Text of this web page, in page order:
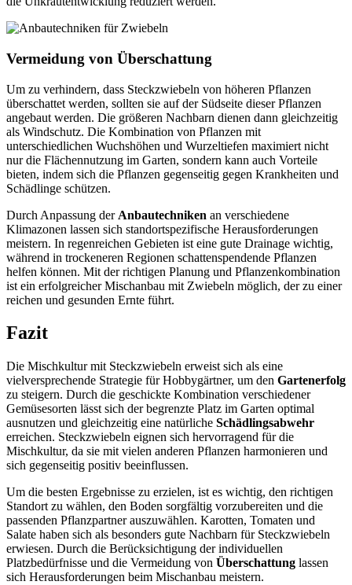
Vermeidung von Überschattung
Um zu verhindern, dass Steckzwiebeln von höheren Pflanzen
überschattet werden, sollten sie auf der Südseite dieser Pflanzen
angebaut werden. Die größeren Nachbarn dienen dann gleichzeitig
als Windschutz. Die Kombination von Pflanzen mit
unterschiedlichen Wuchshöhen und Wurzeltiefen maximiert nicht
nur die Flächennutzung im Garten, sondern kann auch Vorteile
bieten, indem sich die Pflanzen gegenseitig gegen Krankheiten und
Schädlinge schützen.
Durch Anpassung der Anbautechniken an verschiedene
Klimazonen lassen sich standortspezifische Herausforderungen
meistern. In regenreichen Gebieten ist eine gute Drainage wichtig,
während in trockeneren Regionen schattenspendende Pflanzen
helfen können. Mit der richtigen Planung und Pflanzenkombination
ist ein erfolgreicher Mischanbau mit Zwiebeln möglich, der zu einer
reichen und gesunden Ernte führt.
Fazit
Die Mischkultur mit Steckzwiebeln erweist sich als eine
vielversprechende Strategie für Hobbygärtner, um den Gartenerfolg
zu steigern. Durch die geschickte Kombination verschiedener
Gemüsesorten lässt sich der begrenzte Platz im Garten optimal
ausnutzen und gleichzeitig eine natürliche Schädlingsabwehr
erreichen. Steckzwiebeln eignen sich hervorragend für die
Mischkultur, da sie mit vielen anderen Pflanzen harmonieren und
sich gegenseitig positiv beeinflussen.
Um die besten Ergebnisse zu erzielen, ist es wichtig, den richtigen
Standort zu wählen, den Boden sorgfältig vorzubereiten und die
passenden Pflanzpartner auszuwählen. Karotten, Tomaten und
Salate haben sich als besonders gute Nachbarn für Steckzwiebeln
erwiesen. Durch die Berücksichtigung der individuellen
Platzbedürfnisse und die Vermeidung von Überschattung lassen
sich Herausforderungen beim Mischanbau meistern.